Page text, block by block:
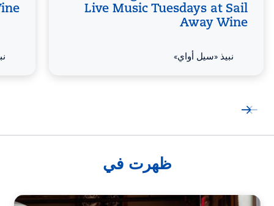
Live Music Tuesdays at Sail
Away Wine
نبيذ «سيل أواي»
ظهرت في